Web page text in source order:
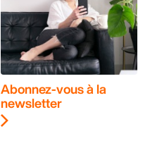
Abonnez-vous à la
newsletter